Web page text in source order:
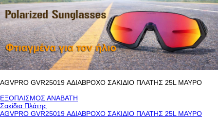
AGVPRO GVR25019 ΑΔΙΑΒΡΟΧΟ ΣΑΚΙΔΙΟ ΠΛΑΤΗΣ 25L ΜΑΥΡΟ
ΕΞΟΠΛΙΣΜΟΣ ΑΝΑΒΑΤΗ
Σακίδια Πλάτης
AGVPRO GVR25019 ΑΔΙΑΒΡΟΧΟ ΣΑΚΙΔΙΟ ΠΛΑΤΗΣ 25L ΜΑΥΡΟ